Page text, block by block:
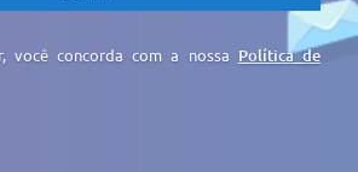
você concorda com a nossa Política de